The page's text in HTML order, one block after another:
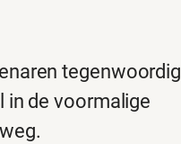
tegenwoordig
in de voormalige